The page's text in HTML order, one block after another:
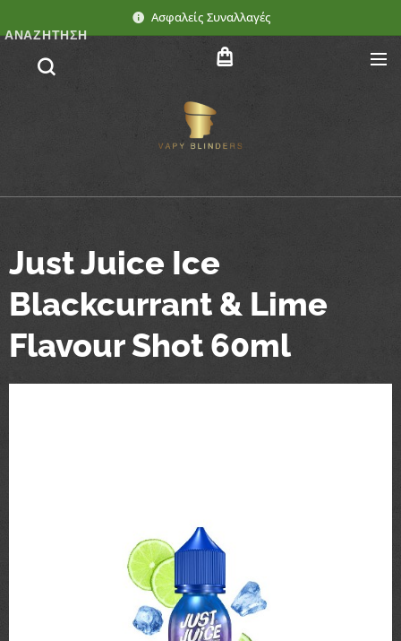
Ασφαλείς Συναλλαγές
ΑΝΑΖΉΤΗΣΗ
Just Juice Ice
Blackcurrant & Lime
Flavour Shot 60ml